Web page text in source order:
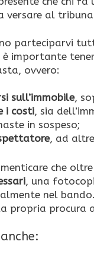
versare al
parteciparvi
importante
ovvero:
sull’immobile,
i costi, sia
in sospeso;
, ad
che
, una
nel
propria procura